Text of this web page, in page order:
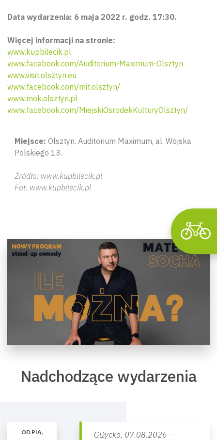
Data wydarzenia: 6 maja 2022 r. godz. 17:30.
Więcej informacji na stronie:
www.kupbilecik.pl
www.facebook.com/Auditorium-Maximum-Olsztyn
www.visit.olsztyn.eu
www.facebook.com/mit.olsztyn/
www.mok.olsztyn.pl
www.facebook.com/MiejskiOsrodekKulturyOlsztyn/
Miejsce: Olsztyn. Auditorium Maximum, al. Wojska
Polskiego 13.
Źródło: www.kupbilecik.pl
Fot. www.kupbilecik.pl
Nadchodzące wydarzenia
OD PIĄ. Giżycko, 07.08.2026 -